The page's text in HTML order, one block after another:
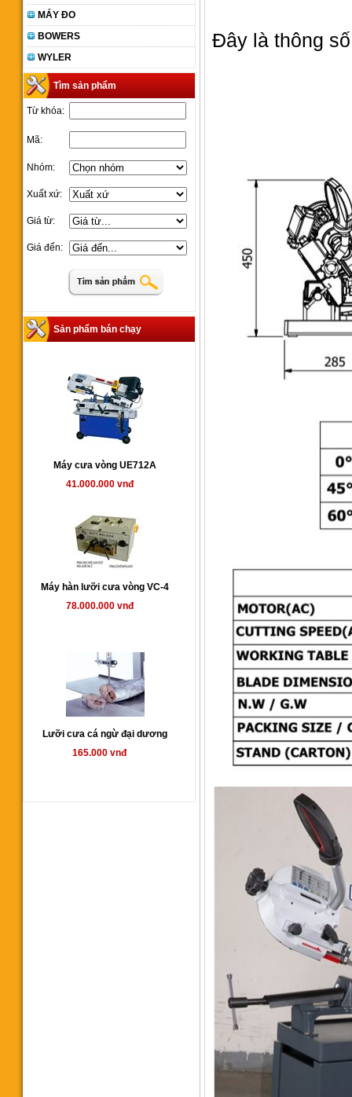
MÁY ĐO
BOWERS
WYLER
Tìm sản phẩm
Từ khóa:
Mã:
Nhóm:
Xuất xứ:
Giá từ:
Giá đến:
Sản phẩm bán chạy
Máy cưa vòng UE712A
41.000.000 vnđ
Máy hàn lưỡi cưa vòng VC-4
78.000.000 vnđ
Lưỡi cưa cá ngừ đại dương
165.000 vnđ
Đây là thông